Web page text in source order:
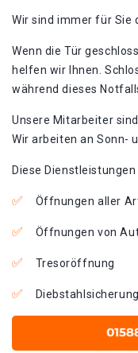
Wir sind immer für Sie
Wenn die Tür
helfen wir Ihnen.
während dieses
Unsere Mitarbeiter
Wir arbeiten an Sonn-
Diese
Öffnungen aller
Öffnungen von
Tresoröffnung
Diebstahlsicherung